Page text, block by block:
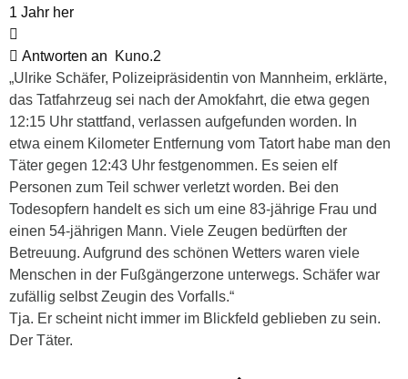
1 Jahr her
Antworten an
Kuno.2
„Ulrike Schäfer, Polizeipräsidentin von Mannheim, erklärte,
das Tatfahrzeug sei nach der Amokfahrt, die etwa gegen
12:15 Uhr stattfand, verlassen aufgefunden worden. In
etwa einem Kilometer Entfernung vom Tatort habe man den
Täter gegen 12:43 Uhr festgenommen. Es seien elf
Personen zum Teil schwer verletzt worden. Bei den
Todesopfern handelt es sich um eine 83-jährige Frau und
einen 54-jährigen Mann. Viele Zeugen bedürften der
Betreuung. Aufgrund des schönen Wetters waren viele
Menschen in der Fußgängerzone unterwegs. Schäfer war
zufällig selbst Zeugin des Vorfalls.“
Tja. Er scheint nicht immer im Blickfeld geblieben zu sein.
Der Täter.